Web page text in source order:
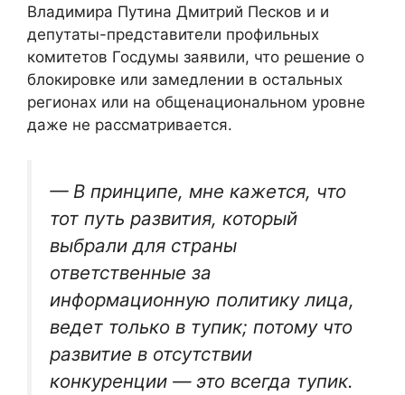
Владимира Путина Дмитрий Песков и и
депутаты-представители профильных
комитетов Госдумы заявили, что решение о
блокировке или замедлении в остальных
регионах или на общенациональном уровне
даже не рассматривается.
— В принципе, мне кажется, что
тот путь развития, который
выбрали для страны
ответственные за
информационную политику лица,
ведет только в тупик; потому что
развитие в отсутствии
конкуренции — это всегда тупик.